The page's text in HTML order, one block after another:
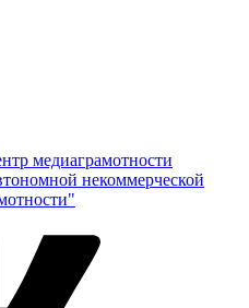
медиаграмотности
некоммерческой